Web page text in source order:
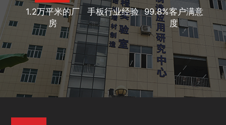
1.2万平米的厂
房
手板行业经验 99.8%客户满意
度